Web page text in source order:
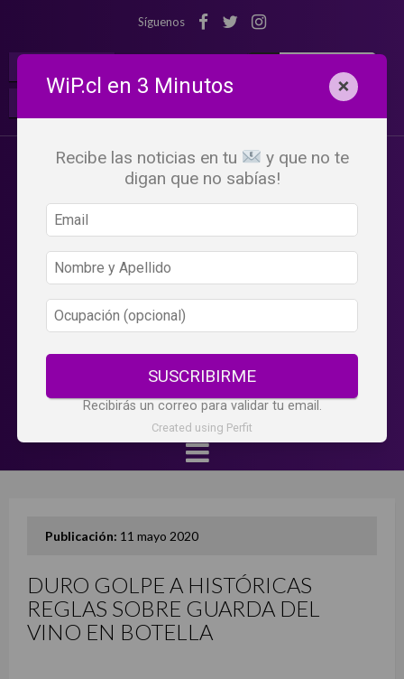
Síguenos
Publicación: 11 mayo 2020
DURO GOLPE A HISTÓRICAS
REGLAS SOBRE GUARDA DEL
VINO EN BOTELLA
WiP.cl en 3 Minutos ×
Recibe las noticias en tu
y que no te
digan que no sabías!
SUSCRIBIRME
Recibirás un correo para validar tu email.
Created using Perfit